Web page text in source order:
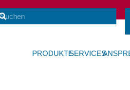
PRODUKTESERVICES